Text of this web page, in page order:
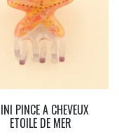
PINCE A CHEVEUX
ETOILE DE MER